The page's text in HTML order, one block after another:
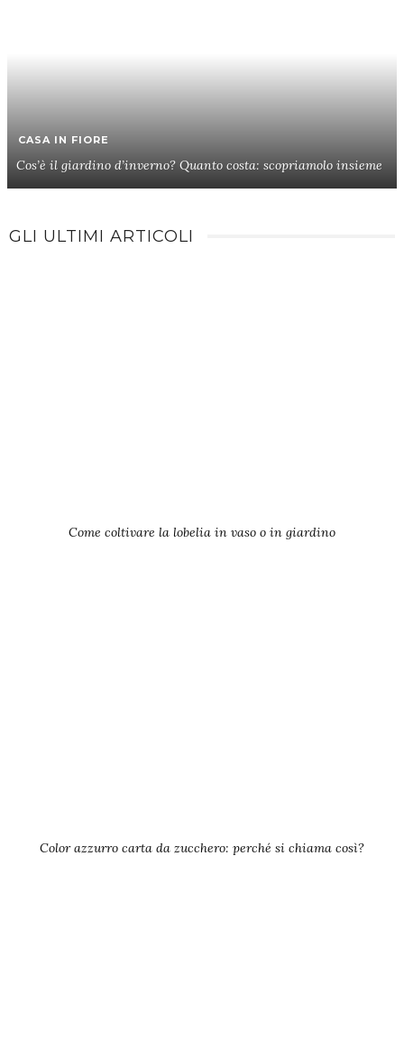
CASA IN FIORE
Cos’è il giardino d’inverno? Quanto costa: scopriamolo insieme
GLI ULTIMI ARTICOLI
Come coltivare la lobelia in vaso o in giardino
Color azzurro carta da zucchero: perché si chiama così?